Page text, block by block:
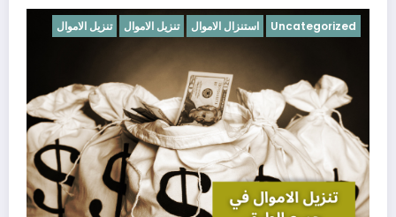
Uncategorized استنزال الاموال تنزيل الاموال تنزيل الاموال